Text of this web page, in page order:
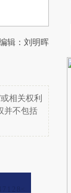
辑：刘明晖
相关权利
并不包括